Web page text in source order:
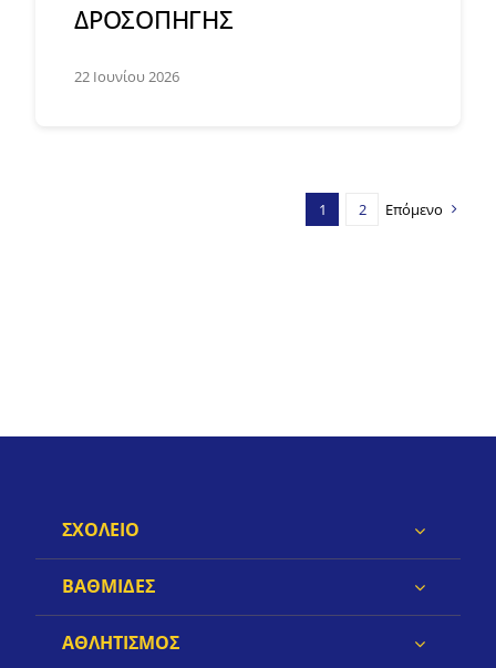
ΔΡΟΣΟΠΗΓΗΣ
22 Ιουνίου 2026
1 2 Επόμενο
ΣΧΟΛΕΙΟ
ΒΑΘΜΙΔΕΣ
ΑΘΛΗΤΙΣΜΟΣ